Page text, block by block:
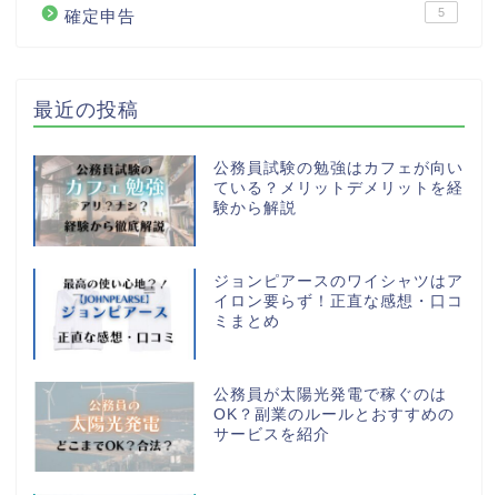
確定申告 5
最近の投稿
公務員試験の勉強はカフェが向い
ている？メリットデメリットを経
験から解説
ジョンピアースのワイシャツはア
イロン要らず！正直な感想・口コ
ミまとめ
公務員が太陽光発電で稼ぐのは
OK？副業のルールとおすすめの
サービスを紹介